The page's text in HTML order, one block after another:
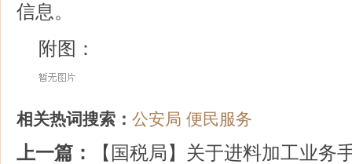
信息。
附图：
相关热词搜索： 公安局 便民服务
上一篇：
【国税局】关于进料加工业务